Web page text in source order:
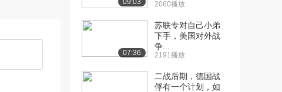
2060播放
07:36
苏联专对自己小弟
下手，美国对外战
争...
2191播放
二战后期，德国战
俘有一个计划，如